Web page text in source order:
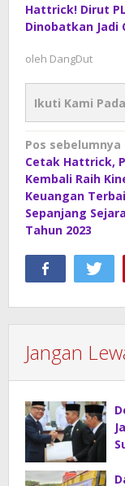
Hattrick! Dirut
Dinobatkan Jadi
oleh DangDut
Ikuti Kami Pada
Navigasi
pos
Pos sebelumnya
Cetak Hattrick,
Kembali Raih
Keuangan
Sepanjang
Tahun 2023
Jangan